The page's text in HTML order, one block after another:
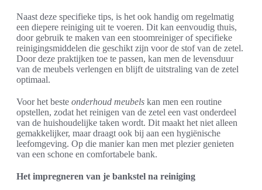
Naast deze specifieke tips, is het ook handig om regelmatig
een diepere reiniging uit te voeren. Dit kan eenvoudig thuis,
door gebruik te maken van een stoomreiniger of specifieke
reinigingsmiddelen die geschikt zijn voor de stof van de zetel.
Door deze praktijken toe te passen, kan men de levensduur
van de meubels verlengen en blijft de uitstraling van de zetel
optimaal.
Voor het beste onderhoud meubels kan men een routine
opstellen, zodat het reinigen van de zetel een vast onderdeel
van de huishoudelijke taken wordt. Dit maakt het niet alleen
gemakkelijker, maar draagt ook bij aan een hygiënische
leefomgeving. Op die manier kan men met plezier genieten
van een schone en comfortabele bank.
Het impregneren van je bankstel na reiniging